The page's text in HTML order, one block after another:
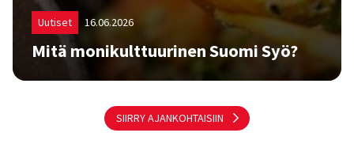
Uutiset 16.06.2026
Mitä mo­ni­kult­tuu­ri­nen Suomi Syö?
asioita liittyen syömiseen ja elintarvikkeiden
ostamiseen. Viime vuodesta lähtien olemme
SIIRRY AJANKOHTAISIIN